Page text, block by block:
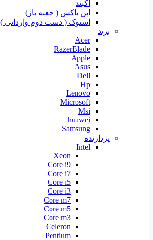
آکبند
اپن باکس ( جعبه باز)
استوک ( دست دوم وارداتی )
برند
Acer
RazerBlade
Apple
Asus
Dell
Hp
Lenovo
Microsoft
Msi
huawei
Samsung
پردازنده
Intel
Xeon
Core i9
Core i7
Core i5
Core i3
Core m7
Core m5
Core m3
Celeron
Pentium